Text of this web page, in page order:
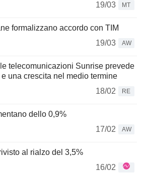
19/03
MT
formalizzano accordo con TIM
19/03
AW
telecomunicazioni Sunrise prevede
una crescita nel medio termine
18/02
RE
dello 0,9%
17/02
AW
al rialzo del 3,5%
16/02